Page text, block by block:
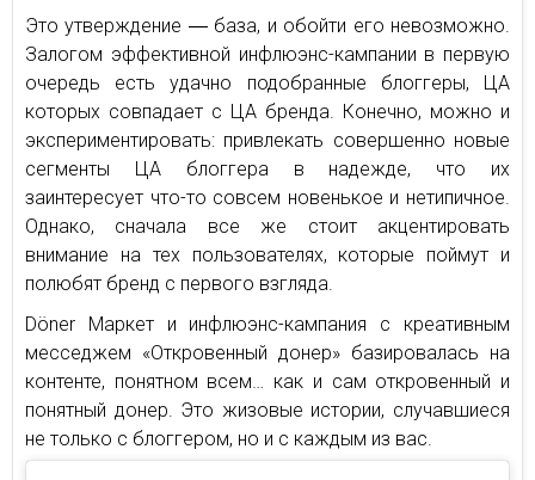
Это утверждение ― база, и обойти его невозможно.
Залогом эффективной инфлюэнс-кампании в первую
очередь есть удачно подобранные блоггеры, ЦА
которых совпадает с ЦА бренда. Конечно, можно и
экспериментировать: привлекать совершенно новые
сегменты ЦА блоггера в надежде, что их
заинтересует что-то совсем новенькое и нетипичное.
Однако, сначала все же стоит акцентировать
внимание на тех пользователях, которые поймут и
полюбят бренд с первого взгляда.
Döner Маркет и инфлюэнс-кампания с креативным
месседжем «Откровенный донер» базировалась на
контенте, понятном всем… как и сам откровенный и
понятный донер. Это жизовые истории, случавшиеся
не только с блоггером, но и с каждым из вас.